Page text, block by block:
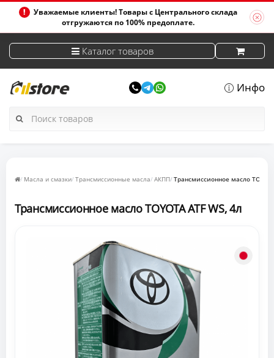
Уважаемые клиенты! Товары с Центрального склада
отгружаются по 100% предоплате.
Каталог товаров
Инфо
Масла и смазки Трансмиссионные масла АКПП Трансмиссионное масло
Трансмиссионное масло TOYOTA ATF WS, 4л